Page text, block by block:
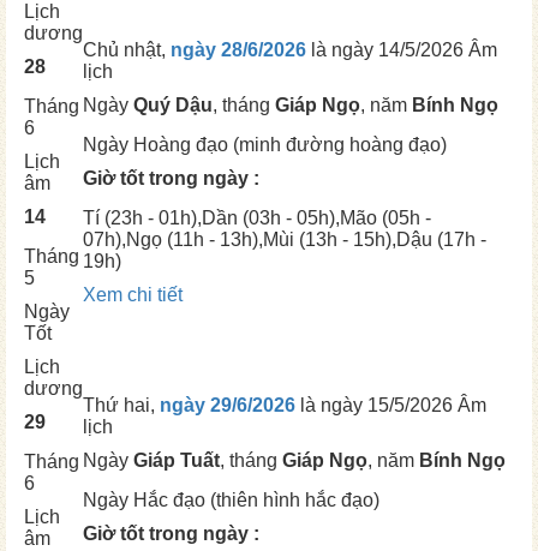
Lịch
dương
28
Tháng
6
Lịch
âm
14
Tháng
5
Ngày
Tốt
Chủ nhật, ngày 28/6/2026 là ngày 14/5/2026 Âm
lịch
Ngày Quý Dậu, tháng Giáp Ngọ, năm Bính Ngọ
Ngày Hoàng đạo (minh đường hoàng đạo)
Giờ tốt trong ngày :
Tí (23h - 01h),Dần (03h - 05h),Mão (05h -
07h),Ngọ (11h - 13h),Mùi (13h - 15h),Dậu (17h -
19h)
Xem chi tiết
Lịch
dương
29
Tháng
6
Lịch
âm
Thứ hai, ngày 29/6/2026 là ngày 15/5/2026 Âm
lịch
Ngày Giáp Tuất, tháng Giáp Ngọ, năm Bính Ngọ
Ngày Hắc đạo (thiên hình hắc đạo)
Giờ tốt trong ngày :